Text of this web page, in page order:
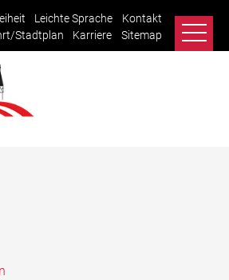
Leichte Sprache
Kontakt
Stadtplan
Karriere Sitemap